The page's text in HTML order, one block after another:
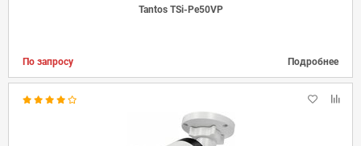
Tantos TSi-Pe50VP
По запросу Подробнее